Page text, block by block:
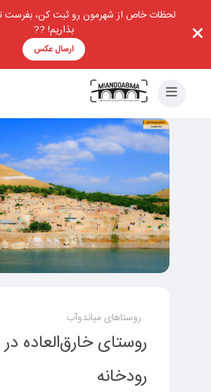
لحظات خاص از شهرمون رو ثبت کن، بفرست
بذاریم! ??
ارسال عکس
روستاهای میاندوآب
روستای خارق‌العاده در
رودخانه